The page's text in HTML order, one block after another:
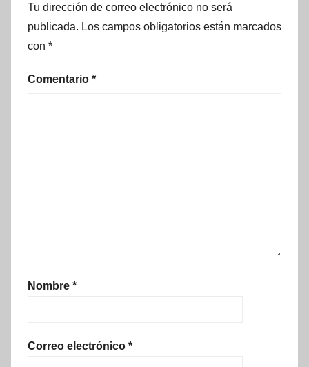
Tu dirección de correo electrónico no será
publicada. Los campos obligatorios están marcados
con *
Comentario *
Nombre *
Correo electrónico *